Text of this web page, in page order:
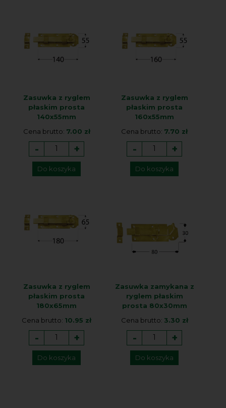
Zasuwka z ryglem
płaskim prosta
140x55mm
Cena brutto: 7.00 zł
- +
Do koszyka
Zasuwka z ryglem
płaskim prosta
160x55mm
Cena brutto: 7.70 zł
- +
Do koszyka
Zasuwka z ryglem
płaskim prosta
180x65mm
Cena brutto: 10.95 zł
- +
Do koszyka
Zasuwka zamykana z
ryglem płaskim
prosta 80x30mm
Cena brutto: 3.30 zł
- +
Do koszyka